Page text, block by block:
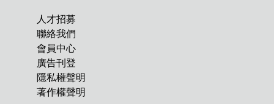
人才招募
聯絡我們
會員中心
廣告刊登
隱私權聲明
著作權聲明